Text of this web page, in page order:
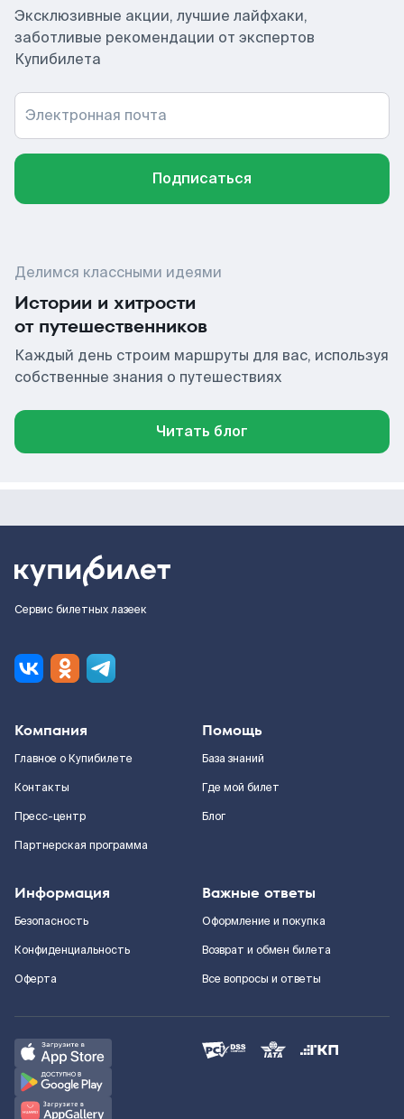
Эксклюзивные акции, лучшие лайфхаки,
заботливые рекомендации от экспертов
Купибилета
Электронная почта
Подписаться
Делимся классными идеями
Истории и хитрости
от путешественников
Каждый день строим маршруты для вас, используя
собственные знания о путешествиях
Читать блог
Сервис билетных лазеек
Компания
Главное о Купибилете
Контакты
Пресс-центр
Партнерская программа
Помощь
База знаний
Где мой билет
Блог
Информация
Безопасность
Конфиденциальность
Оферта
Важные ответы
Оформление и покупка
Возврат и обмен билета
Все вопросы и ответы